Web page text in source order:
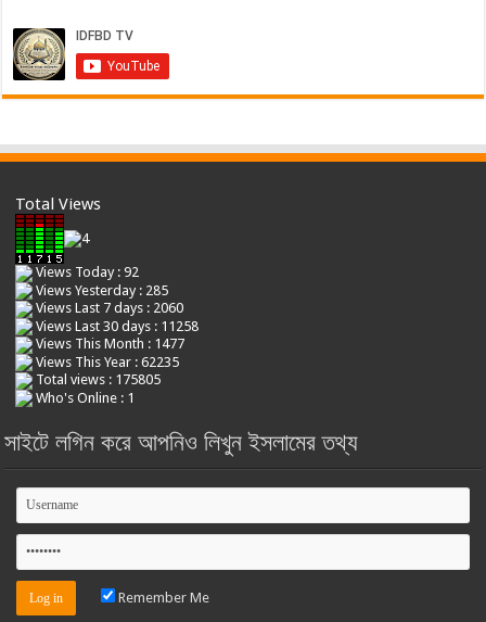
Total Views
Views Today : 92
Views Yesterday : 285
Views Last 7 days : 2060
Views Last 30 days : 11258
Views This Month : 1477
Views This Year : 62235
Total views : 175805
Who's Online : 1
সাইটে লগিন করে আপনিও লিখুন ইসলামের তথ্য
Remember Me